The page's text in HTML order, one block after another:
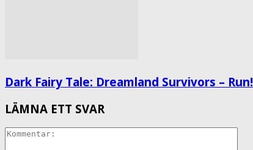
Dark Fairy Tale: Dreamland Survivors – Run!
LÄMNA ETT SVAR